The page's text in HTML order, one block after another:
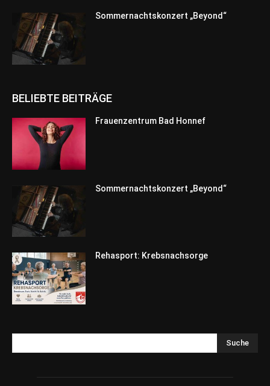
Sommernachtskonzert „Beyond“
BELIEBTE BEITRÄGE
Frauenzentrum Bad Honnef
Sommernachtskonzert „Beyond“
Rehasport: Krebsnachsorge
Suche